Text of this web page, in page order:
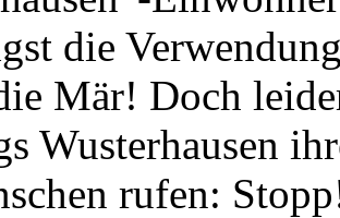
die
Mär! Doch
Wusterhausen
rufen: